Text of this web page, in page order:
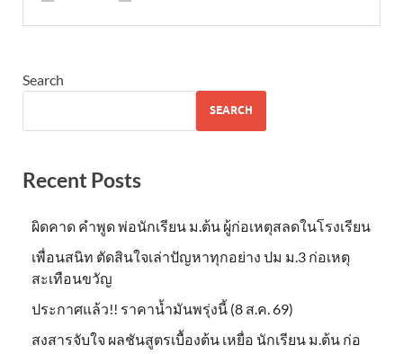
Search
SEARCH
Recent Posts
ผิดคาด คำพูด พ่อนักเรียน ม.ต้น ผู้ก่อเหตุสลดในโรงเรียน
เพื่อนสนิท ตัดสินใจเล่าปัญหาทุกอย่าง ปม ม.3 ก่อเหตุ
สะเทือนขวัญ
ประกาศแล้ว!! ราคาน้ำมันพรุ่งนี้ (8 ส.ค. 69)
สงสารจับใจ ผลชันสูตรเบื้องต้น เหยื่อ นักเรียน ม.ต้น ก่อ